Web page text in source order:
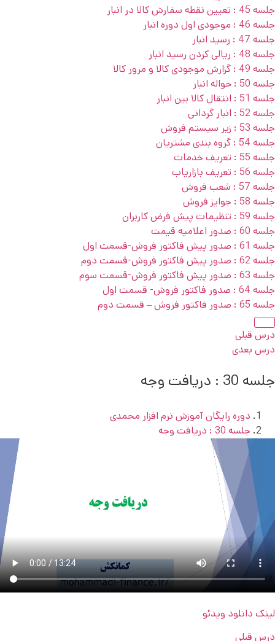
جلسه 45 : تعیین نقطه سفارش کالا در انبار
جلسه 46 : موجودی اول دوره انبار
جلسه 47 : رسید انبار
جلسه 48 : ریالی کردن رسید انبار
جلسه 49 : گزارش موجودی کالا و مرور کالا
جلسه 50 : حواله انبار
جلسه 51 : انتقال کالا بین انبار
جلسه 52 : انبار گردانی
جلسه 53 : زیر سیستم فروش
جلسه 54 : گروه بندی مشتریان
جلسه 55 : تعریف خدمات
جلسه 56 : تعریف بازاریاب
جلسه 57 : شعب فروش
جلسه 58 : جوایز فروش
جلسه 59 : تنظیمات پیش فرض کاربران
جلسه 60 : صدور اعلامیه قیمت
جلسه 61 : صدور پیش فاکتور فروش-قسمت اول
جلسه 62 : صدور پیش فاکتور فروش-قسمت دوم
جلسه 63 : صدور پیش فاکتور فروش-قسمت سوم
جلسه 64 : صدور فاکتور فروش- قسمت اول
جلسه 65 : صدور فاکتور فروش – قسمت دوم
درس قبلی
درس بعدی
جلسه 30 : دریافت وجه
دوره رایگان آموزش نرم افزار محمدی
جلسه 30 : دریافت وجه
لینک دانلود ویدئو
درس قبلی